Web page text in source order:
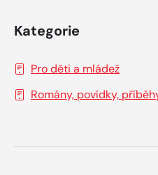
Kategorie
Pro děti a mládež
Romány, povídky,